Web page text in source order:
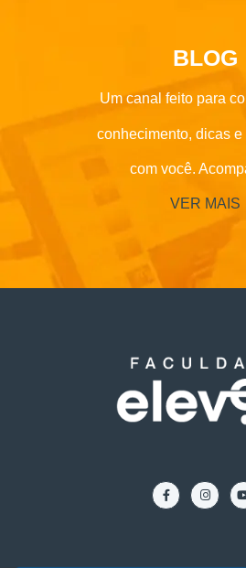
BLOG
Um canal feito para
conhecimento, dicas
com você.
VER MAIS